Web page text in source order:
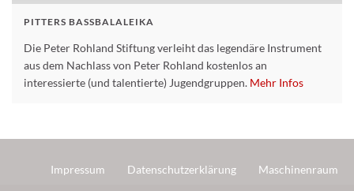
PITTERS BASSBALALEIKA
Die Peter Rohland Stiftung verleiht das legendäre Instrument
aus dem Nachlass von Peter Rohland kostenlos an
interessierte (und talentierte) Jugendgruppen. Mehr Infos
Impressum Datenschutzerklärung Maschinenraum